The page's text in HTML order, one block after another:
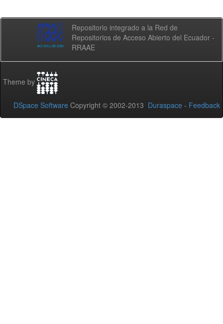
Repositorio integrado a la Red de
Repositorios de Acceso Abierto del Ecuador -
RRAAE
Theme by
DSpace Software Copyright © 2002-2013 Duraspace - Feedback